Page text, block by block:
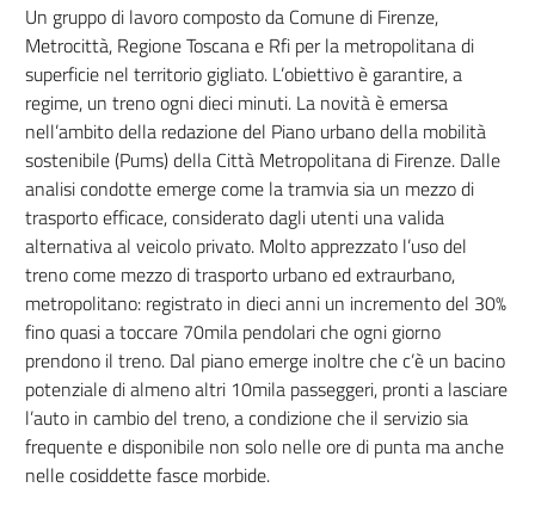
Un gruppo di lavoro composto da Comune di Firenze,
Metrocittà, Regione Toscana e Rfi per la metropolitana di
superficie nel territorio gigliato. L’obiettivo è garantire, a
regime, un treno ogni dieci minuti. La novità è emersa
nell’ambito della redazione del Piano urbano della mobilità
sostenibile (Pums) della Città Metropolitana di Firenze. Dalle
analisi condotte emerge come la tramvia sia un mezzo di
trasporto efficace, considerato dagli utenti una valida
alternativa al veicolo privato. Molto apprezzato l’uso del
treno come mezzo di trasporto urbano ed extraurbano,
metropolitano: registrato in dieci anni un incremento del 30%
fino quasi a toccare 70mila pendolari che ogni giorno
prendono il treno. Dal piano emerge inoltre che c’è un bacino
potenziale di almeno altri 10mila passeggeri, pronti a lasciare
l’auto in cambio del treno, a condizione che il servizio sia
frequente e disponibile non solo nelle ore di punta ma anche
nelle cosiddette fasce morbide.